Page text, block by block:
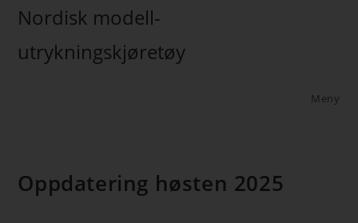
Nordisk modell-
utrykningskjøretøy
Meny
Oppdatering høsten 2025